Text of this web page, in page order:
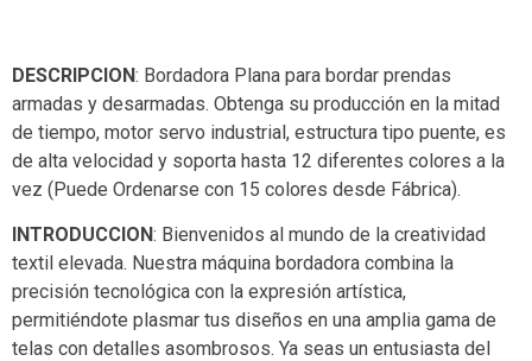
DESCRIPCION: Bordadora Plana para bordar prendas
armadas y desarmadas. Obtenga su producción en la mitad
de tiempo, motor servo industrial, estructura tipo puente, es
de alta velocidad y soporta hasta 12 diferentes colores a la
vez (Puede Ordenarse con 15 colores desde Fábrica).
INTRODUCCION: Bienvenidos al mundo de la creatividad
textil elevada. Nuestra máquina bordadora combina la
precisión tecnológica con la expresión artística,
permitiéndote plasmar tus diseños en una amplia gama de
telas con detalles asombrosos. Ya seas un entusiasta del